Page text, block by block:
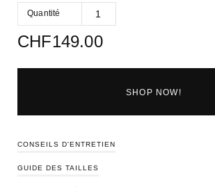
CHF149.00
Quantité
SHOP NOW!
CONSEILS D'ENTRETIEN
GUIDE DES TAILLES